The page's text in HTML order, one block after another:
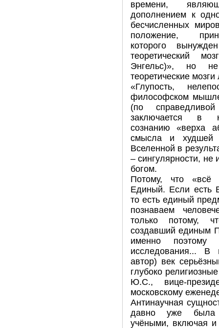
времени,
дополнением к
бесчисленных
положение,
которого
теоретический
Энгельс)», но
теоретические
«Глупость,
философском
(по
заключается в
сознанию «верха
смысла и худшей
Вселенной в
– сингулярности,
богом.
Потому, что «всё
Единый. Если есть
то есть единый
познаваем
только потому,
создавший единым
именно поэтому
исследования... В
автор) век
глубоко
Ю.С., вице-
московскому
Антинаучная
давно уже была
учёными, включая и